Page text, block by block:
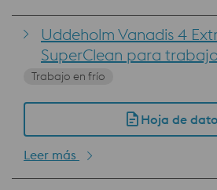
Uddeholm Vanadis 4
SuperClean para
Trabajo en frío
Hoja de
Leer más